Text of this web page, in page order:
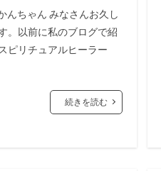
ちゃん みなさんお久し
。以前に私のブログで紹
ピリチュアルヒーラー
続きを読む